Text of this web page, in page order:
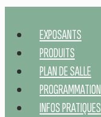
EXPOSANTS
PRODUITS
PLAN DE SALLE
PROGRAMMATION
INFOS PRATIQUES